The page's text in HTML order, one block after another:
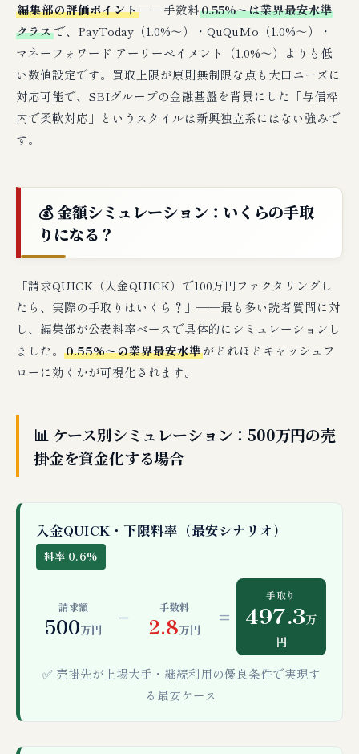
編集部の評価ポイント──手数料0.55%〜は業界最安水準
クラスで、PayToday（1.0%〜）・QuQuMo（1.0%〜）・
マネーフォワード アーリーペイメント（1.0%〜）よりも低
い数値設定です。買取上限が原則無制限な点も大口ニーズに
対応可能で、SBIグループの金融基盤を背景にした「与信枠
内で柔軟対応」というスタイルは新興独立系にはない強みで
す。
💰 金額シミュレーション：いくらの手取
りになる？
「請求QUICK（入金QUICK）で100万円ファクタリングし
たら、実際の手取りはいくら？」──最も多い読者質問に対
し、編集部が公表料率ベースで具体的にシミュレーションし
ました。 0.55%〜の業界最安水準がどれほどキャッシュフ
ローに効くかが可視化されます。
📊 ケース別シミュレーション：500万円の売
掛金を資金化する場合
入金QUICK・下限料率（最安シナリオ）
料率 0.6%
請求額
500万円
− 手数料
2.8万円
=
手取り
497.3万
円
✅ 売掛先が上場大手・継続利用の優良条件で実現す
る最安ケース